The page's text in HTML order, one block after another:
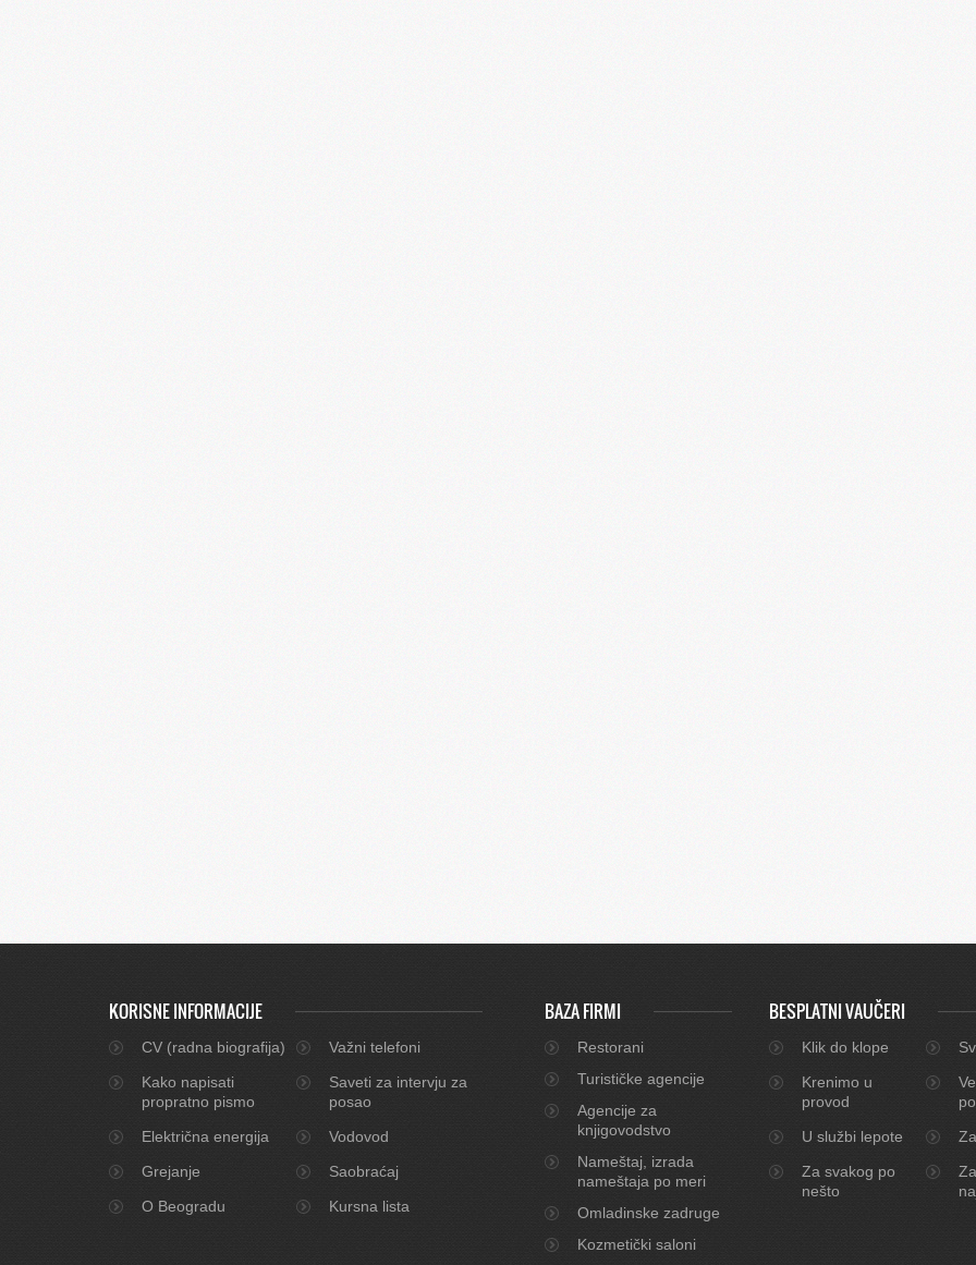
KORISNE INFORMACIJE
CV (radna biografija)
Važni telefoni
Kako napisati
propratno pismo
Saveti za intervju za
posao
Električna energija
Vodovod
Grejanje
Saobraćaj
O Beogradu
Kursna lista
BAZA FIRMI
Restorani
Turističke agencije
Agencije za
knjigovodstvo
Nameštaj, izrada
nameštaja po meri
Omladinske zadruge
Kozmetički saloni
BESPLATNI VAUČERI
Klik do klope
Krenimo u
provod
U službi lepote
Za svakog po
nešto